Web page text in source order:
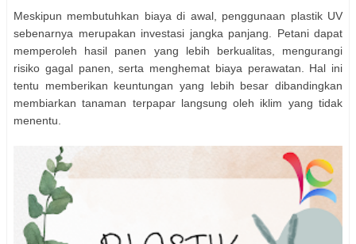
Meskipun membutuhkan biaya di awal, penggunaan plastik UV
sebenarnya merupakan investasi jangka panjang. Petani dapat
memperoleh hasil panen yang lebih berkualitas, mengurangi
risiko gagal panen, serta menghemat biaya perawatan. Hal ini
tentu memberikan keuntungan yang lebih besar dibandingkan
membiarkan tanaman terpapar langsung oleh iklim yang tidak
menentu.